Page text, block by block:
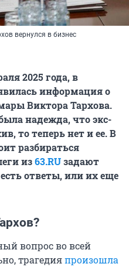
вернулся в бизнес
2025 года, в
информация о
Виктора Тархова.
надежда, что экс-
то теперь нет и ее. В
разбираться
из63.RUзадают
ответы, или их еще
вопрос во всей
трагедияпроизошла